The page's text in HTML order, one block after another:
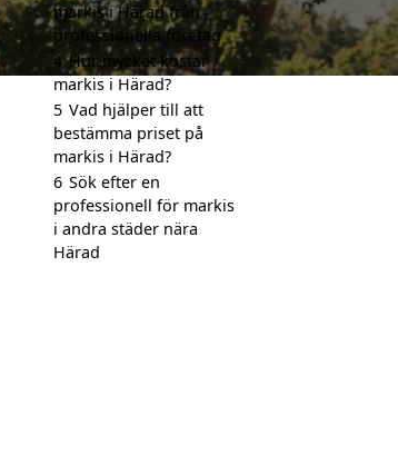
markis i Härad från
professionella företag
4 Hur mycket kostar
markis i Härad?
5 Vad hjälper till att
bestämma priset på
markis i Härad?
6 Sök efter en
professionell för markis
i andra städer nära
Härad